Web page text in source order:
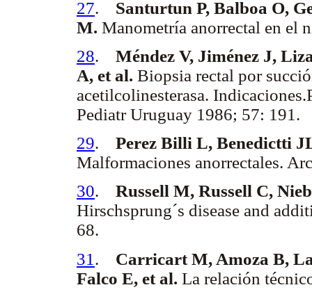
27. Santurtun P, Balboa O,
M. Manometría anorrectal en el
28. Méndez V, Jiménez J,
A, et al. Biopsia rectal por
acetilcolinesterasa.
Pediatr Uruguay 1986; 57: 191.
29. Perez Billi L, Benedictti
Malformaciones anorrectales.
30. Russell M, Russell C,
Hirschsprung´s disease and
68.
31 . Carricart M, Amoza B,
Falco E, et al. La relación